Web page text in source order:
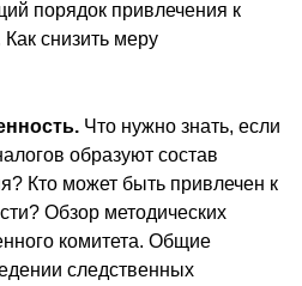
порядок привлечения к
снизить меру
Что нужно знать, если
образуют состав
Кто может быть привлечен к
Обзор методических
комитета. Общие
следственных